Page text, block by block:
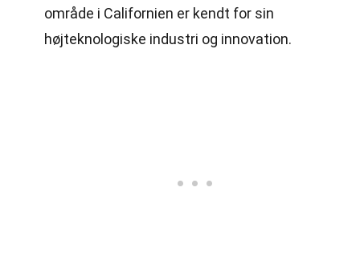
område i Californien er kendt for sin
højteknologiske industri og innovation.